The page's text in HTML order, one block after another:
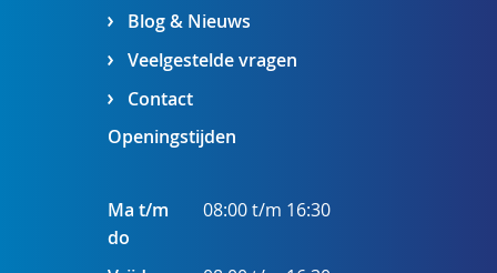
Blog & Nieuws
Veelgestelde vragen
Contact
Openingstijden
Ma t/m
do
08:00 t/m 16:30